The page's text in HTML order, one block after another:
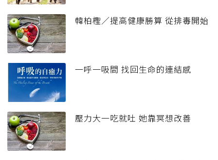
韓柏檉／提高健康勝算 從排毒開始
一呼一吸間 找回生命的連結感
壓力大一吃就吐 她靠冥想改善